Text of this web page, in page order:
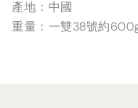
產地：中國
重量：一雙38號約